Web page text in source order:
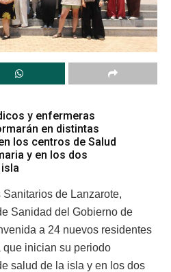
y enfermeras
en distintas
los centros de Salud
y en los dos
de Lanzarote,
Sanidad del Gobierno de
a 24 nuevos residentes
inician su periodo
salud de la isla y en los dos